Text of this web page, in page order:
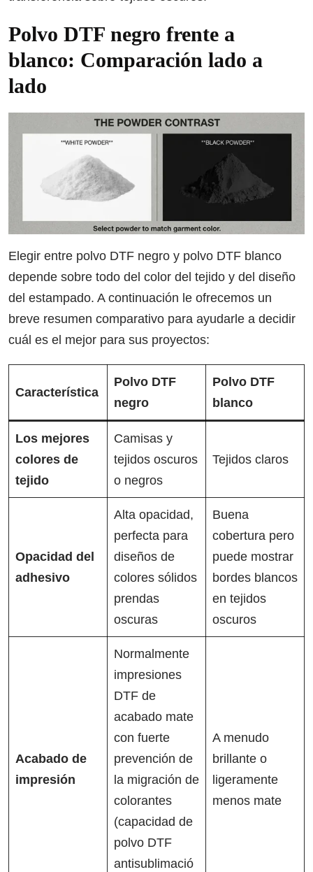
Polvo DTF negro frente a
blanco: Comparación lado a
lado
Elegir entre polvo DTF negro y polvo DTF blanco
depende sobre todo del color del tejido y del diseño
del estampado. A continuación le ofrecemos un
breve resumen comparativo para ayudarle a decidir
cuál es el mejor para sus proyectos:
Característica
Polvo DTF
negro
Polvo DTF
blanco
Los mejores
colores de
tejido
Camisas y
tejidos oscuros
o negros
Tejidos claros
Opacidad del
adhesivo
Alta opacidad,
perfecta para
diseños de
colores sólidos
prendas
oscuras
Buena
cobertura pero
puede mostrar
bordes blancos
en tejidos
oscuros
Acabado de
impresión
Normalmente
impresiones
DTF de
acabado mate
con fuerte
prevención de
la migración de
colorantes
(capacidad de
polvo DTF
antisublimació
A menudo
brillante o
ligeramente
menos mate